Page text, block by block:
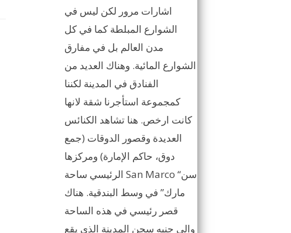
اشارات مرور لكن ليس في
الشوارع المبلطة كما في كل
مدن العالم بل في مفارق
الشوارع المائية. وهناك العديد من
الفنادق في المدينة لكننا
كمجموعة استأجرنا شقة لانها
كانت ارخص. هنا تشاهد الكنائس
العديدة وقصور الدوقات (جمع
دوق، حاكم الإمارة) ومركزها
الرئيسي ساحة San Marco “سن
مارك” في وسط البندقية. هناك
قصر رئيسي في هذه الساحة
والى جنبه سجن المدينة الذي يقع